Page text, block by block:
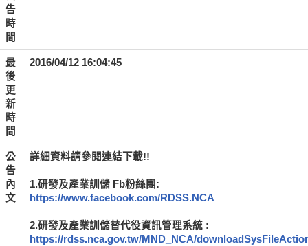
告
時
間
最
後
更
新
時
間
2016/04/12 16:04:45
公
告
內
文
詳細資料請參閱連結下載!!
1.研發及產業訓儲 Fb粉絲團:
https://www.facebook.com/RDSS.NCA
2.研發及產業訓儲替代役資訊管理系統 :
https://rdss.nca.gov.tw/MND_NCA/